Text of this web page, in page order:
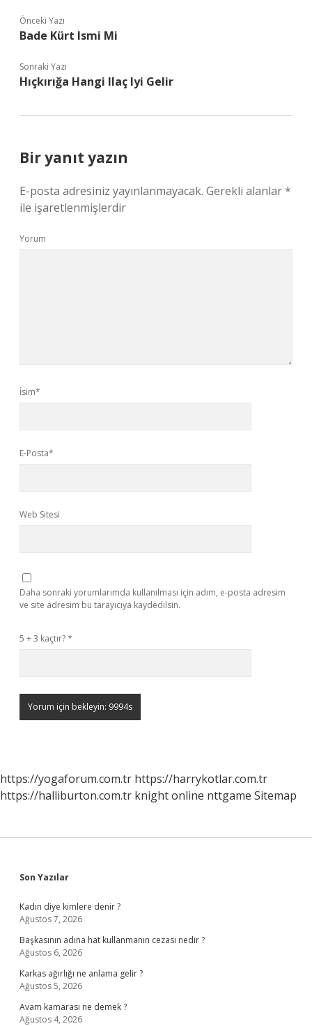
Önceki Yazı
Bade Kürt Ismi Mi
Sonraki Yazı
Hıçkırığa Hangi Ilaç Iyi Gelir
Bir yanıt yazın
E-posta adresiniz yayınlanmayacak. Gerekli alanlar*
ile işaretlenmişlerdir
Yorum
İsim*
E-Posta*
Web Sitesi
Daha sonraki yorumlarımda kullanılması için adım, e-posta adresim
ve site adresim bu tarayıcıya kaydedilsin.
5 + 3 kaçtır?*
https://yogaforum.com.tr https://harrykotlar.com.tr
https://halliburton.com.tr knight online nttgame Sitemap
Sidebar
Son Yazılar
Kadın diye kimlere denir ?
Ağustos 7, 2026
Başkasının adına hat kullanmanın cezası nedir ?
Ağustos 6, 2026
Karkas ağırlığı ne anlama gelir ?
Ağustos 5, 2026
Avam kamarası ne demek ?
Ağustos 4, 2026